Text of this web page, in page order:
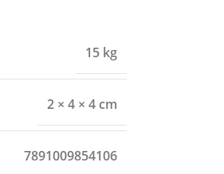
15 kg
2 × 4 × 4 cm
7891009854106